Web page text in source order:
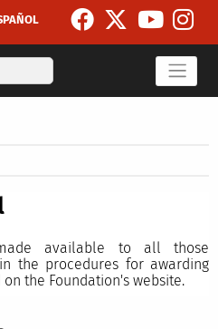
Search
available to all those
the procedures for awarding
the Foundation's website.